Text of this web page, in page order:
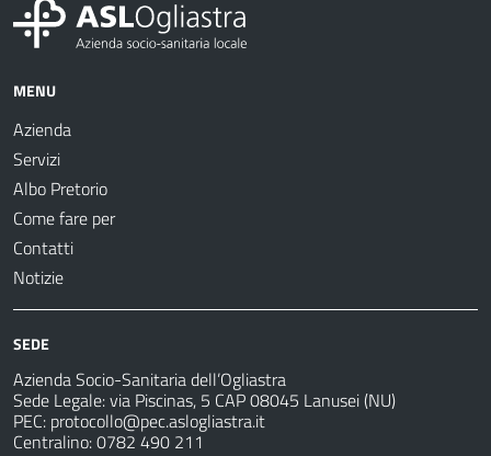
MENU
Azienda
Servizi
Albo Pretorio
Come fare per
Contatti
Notizie
SEDE
Azienda Socio-Sanitaria dell’Ogliastra
Sede Legale: via Piscinas, 5 CAP 08045 Lanusei (NU)
PEC: protocollo@pec.aslogliastra.it
Centralino: 0782 490 211